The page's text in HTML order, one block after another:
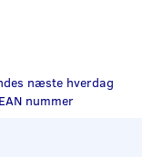
næste hverdag
nummer